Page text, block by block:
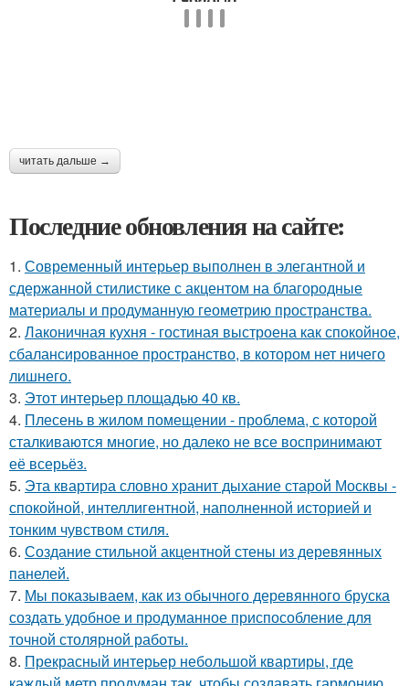
читать дальше →
Последние обновления на сайте:
1. Современный интерьер выполнен в элегантной и
сдержанной стилистике с акцентом на благородные
материалы и продуманную геометрию пространства.
2. Лаконичная кухня - гостиная выстроена как спокойное,
сбалансированное пространство, в котором нет ничего
лишнего.
3. Этот интерьер площадью 40 кв.
4. Плесень в жилом помещении - проблема, с которой
сталкиваются многие, но далеко не все воспринимают
её всерьёз.
5. Эта квартира словно хранит дыхание старой Москвы -
спокойной, интеллигентной, наполненной историей и
тонким чувством стиля.
6. Создание стильной акцентной стены из деревянных
панелей.
7. Мы показываем, как из обычного деревянного бруска
создать удобное и продуманное приспособление для
точной столярной работы.
8. Прекрасный интерьер небольшой квартиры, где